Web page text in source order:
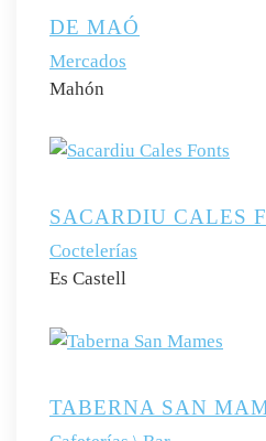
DE MAÓ
Mercados
Mahón
SACARDIU CALES
Coctelerías
Es Castell
TABERNA SAN